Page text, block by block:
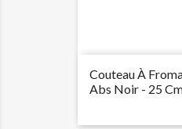
Couteau À
Abs Noir - 25